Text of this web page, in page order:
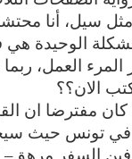
مثل سيل، أنا
الوحيدة هي
العمل، ربما
الان؟؟
مفترضا ان
في تونس حيث
السفر